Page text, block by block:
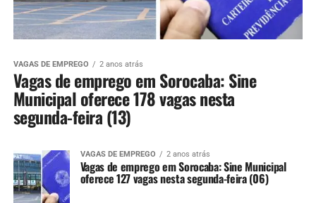
VAGAS DE EMPREGO 2 anos atrás
Vagas de emprego em Sorocaba: Sine
Municipal oferece 178 vagas nesta
segunda-feira (13)
VAGAS DE EMPREGO 2 anos atrás
Vagas de emprego em Sorocaba: Sine Municipal
oferece 127 vagas nesta segunda-feira (06)